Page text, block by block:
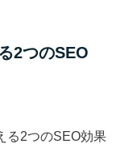
2つのSEO
る2つのSEO効果